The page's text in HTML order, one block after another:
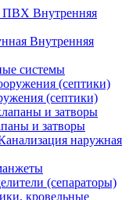
Внутренняя
Внутренняя
системы
(септики)
и затворы
наружная
(сепараторы)